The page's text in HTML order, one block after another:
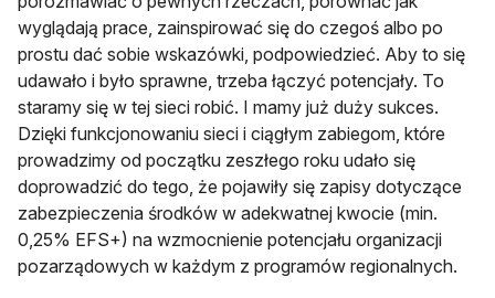
wyglądają prace, zainspirować się do czegoś albo po
prostu dać sobie wskazówki, podpowiedzieć. Aby to się
udawało i było sprawne, trzeba łączyć potencjały. To
staramy się w tej sieci robić. I mamy już duży sukces.
Dzięki funkcjonowaniu sieci i ciągłym zabiegom, które
prowadzimy od początku zeszłego roku udało się
doprowadzić do tego, że pojawiły się zapisy dotyczące
zabezpieczenia środków w adekwatnej kwocie (min.
0,25% EFS+) na wzmocnienie potencjału organizacji
pozarządowych w każdym z programów regionalnych.